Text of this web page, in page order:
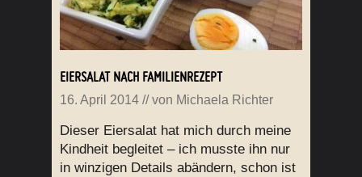
EIERSALAT NACH FAMILIENREZEPT
16. April 2014 // von Michaela Richter
Dieser Eiersalat hat mich durch meine
Kindheit begleitet – ich musste ihn nur
in winzigen Details abändern, schon ist